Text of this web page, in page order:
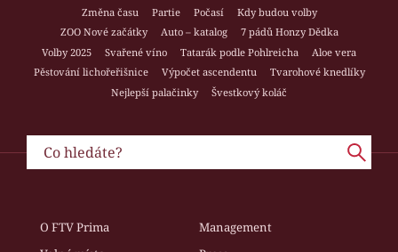
Změna času
Partie Počasí
Kdy budou volby
ZOO Nové začátky
Auto – katalog
7 pádů Honzy Dědka
Volby 2025
Svařené víno Tatarák podle Pohlreicha
Aloe vera
Pěstování lichořeřišnice
Výpočet ascendentu
Tvarohové knedlíky
Nejlepší palačinky
Švestkový koláč
O FTV Prima
Management